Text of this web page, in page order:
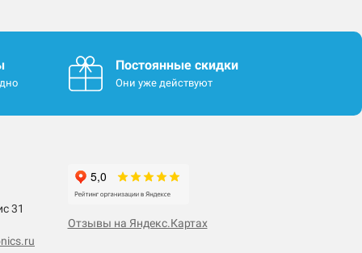
Постоянные скидки
Они уже действуют
31
Отзывы на Яндекс.Картах